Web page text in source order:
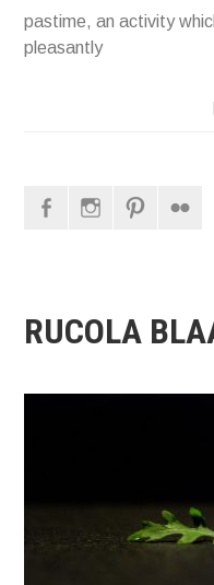
pastime, an activity
pleasantly
FacebookInstagram
RUCOLA